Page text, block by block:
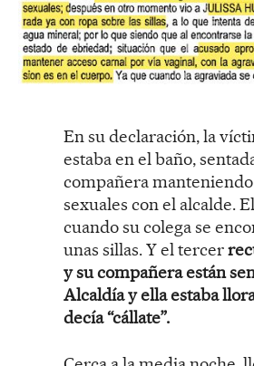
En su declaración, la
estaba en el baño,
compañera
sexuales con el alcalde.
cuando su colega se
unas sillas. Y el tercer
y su compañera están
Alcaldía y ella estaba
decía “cállate”.